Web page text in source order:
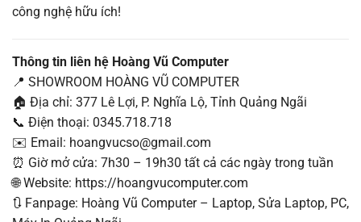
công nghệ hữu ích!
Thông tin liên hệ Hoàng Vũ Computer
📍 SHOWROOM HOÀNG VŨ COMPUTER
🏠 Địa chỉ: 377 Lê Lợi, P. Nghĩa Lộ, Tỉnh Quảng Ngãi
📞 Điện thoại: 0345.718.718
✉️ Email: hoangvucso@gmail.com
⏰ Giờ mở cửa: 7h30 – 19h30 tất cả các ngày trong tuần
🌐 Website: https://hoangvucomputer.com
🔃 Fanpage: Hoàng Vũ Computer – Laptop, Sửa Laptop, PC,